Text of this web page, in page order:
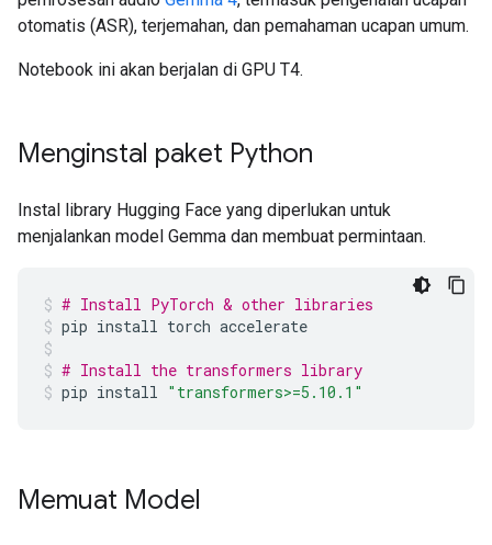
otomatis (ASR), terjemahan, dan pemahaman ucapan umum.
Notebook ini akan berjalan di GPU T4.
Menginstal paket Python
Instal library Hugging Face yang diperlukan untuk
menjalankan model Gemma dan membuat permintaan.
# Install PyTorch & other libraries
pip install torch accelerate
# Install the transformers library
pip install "transformers>=5.10.1"
Memuat Model